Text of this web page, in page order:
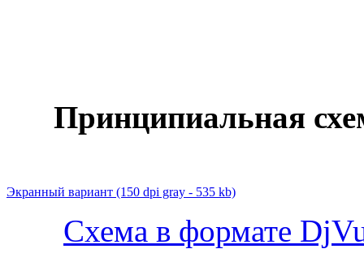
Принципиальная
Экранный вариант (150 dpi gray - 535 kb)
Схема в формате